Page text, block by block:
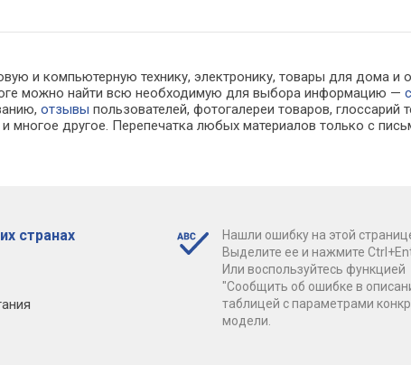
и компьютерную технику, электронику, товары для дома
можно найти всю необходимую для выбора информацию —
отзывы пользователей, фотогалереи товаров,
и многое другое. Перепечатка любых материалов только с
странах
Нашли ошибку на этой
Выделите ее и нажмите
Или воспользуйтесь функцией
"Сообщить об ошибке в
таблицей с параметрами
модели.